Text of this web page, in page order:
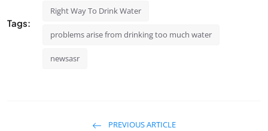
Tags:
Right Way To Drink Water
problems arise from drinking too much water
newsasr
PREVIOUS ARTICLE